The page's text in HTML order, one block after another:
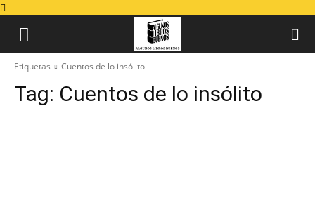
Etiquetas Cuentos de lo insólito
Tag: Cuentos de lo insólito